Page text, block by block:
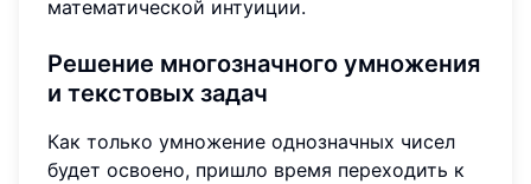
математической интуиции.
Решение многозначного умножения
и текстовых задач
Как только умножение однозначных чисел
будет освоено, пришло время переходить к